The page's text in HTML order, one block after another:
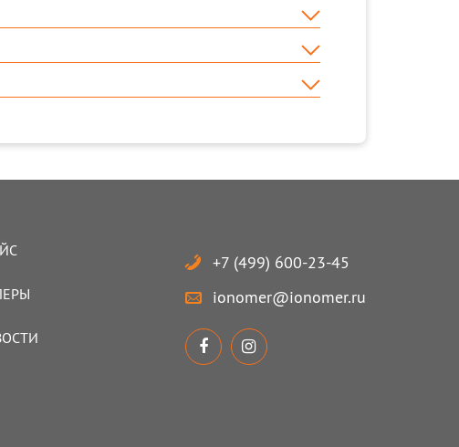
+7 (499) 600-23-45
ionomer@ionomer.ru